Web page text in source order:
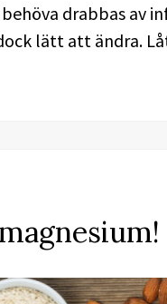
drabbas av
lätt att ändra.